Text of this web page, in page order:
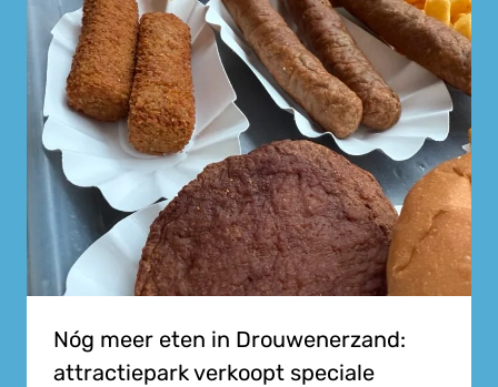
Nóg meer eten in Drouwenerzand:
attractiepark verkoopt speciale